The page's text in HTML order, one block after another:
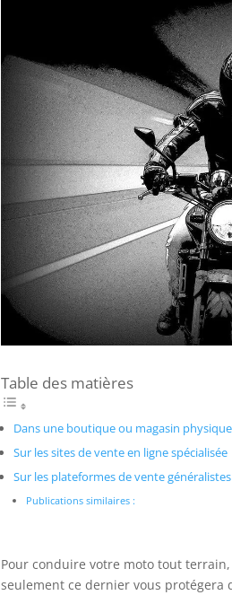
Table des matières
Dans une boutique ou magasin physique
Sur les sites de vente en ligne spécialisée
Sur les plateformes de vente généralistes
Publications similaires :
Pour conduire votre moto tout
seulement ce dernier vous protégera